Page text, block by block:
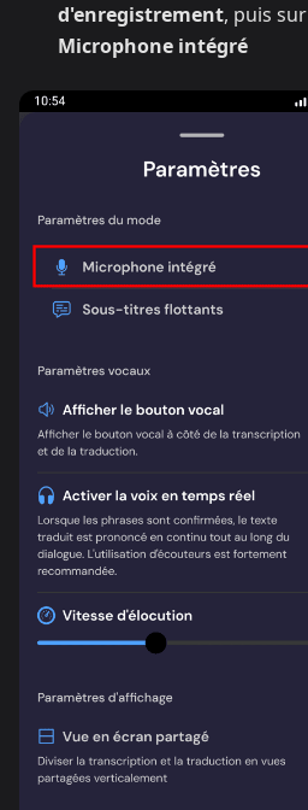
d'enregistrement, puis sur
Microphone intégré